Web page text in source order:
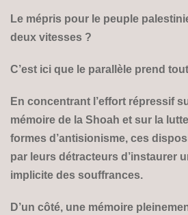
Le mépris pour le peuple
deux vitesses ?
C’est ici que le parallèle prend
En concentrant l’effort répressif
mémoire de la Shoah et sur la
formes d’antisionisme, ces
par leurs détracteurs d’instaurer
implicite des souffrances.
D’un côté, une mémoire